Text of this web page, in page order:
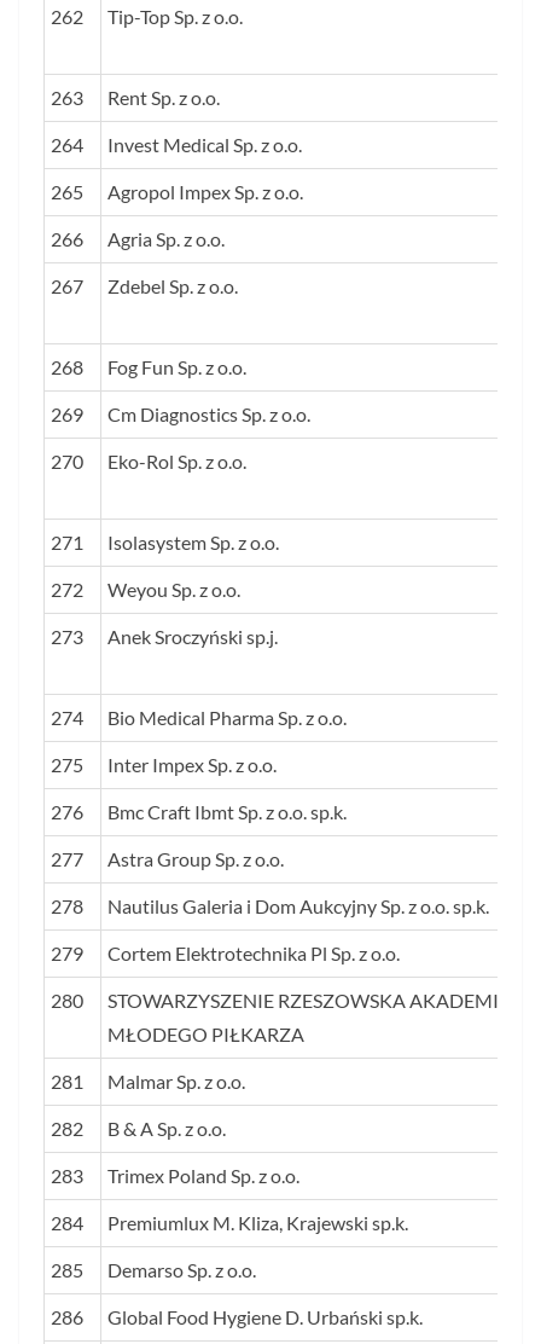
262 Tip-Top Sp. z o.o.
263 Rent Sp. z o.o.
264 Invest Medical Sp. z o.o.
265 Agropol Impex Sp. z o.o.
266 Agria Sp. z o.o.
267 Zdebel Sp. z o.o.
268 Fog Fun Sp. z o.o.
269 Cm Diagnostics Sp. z o.o.
270 Eko-Rol Sp. z o.o.
271 Isolasystem Sp. z o.o.
272 Weyou Sp. z o.o.
273 Anek Sroczyński sp.j.
274 Bio Medical Pharma Sp. z o.o.
275 Inter Impex Sp. z o.o.
276 Bmc Craft Ibmt Sp. z o.o. sp.k.
277 Astra Group Sp. z o.o.
278 Nautilus Galeria i Dom Aukcyjny Sp. z o.o. sp.k.
279 Cortem Elektrotechnika Pl Sp. z o.o.
280
STOWARZYSZENIE RZESZOWSKA AKADEMIA
MŁODEGO PIŁKARZA
281 Malmar Sp. z o.o.
282 B & A Sp. z o.o.
283 Trimex Poland Sp. z o.o.
284 Premiumlux M. Kliza, Krajewski sp.k.
285 Demarso Sp. z o.o.
286 Global Food Hygiene D. Urbański sp.k.